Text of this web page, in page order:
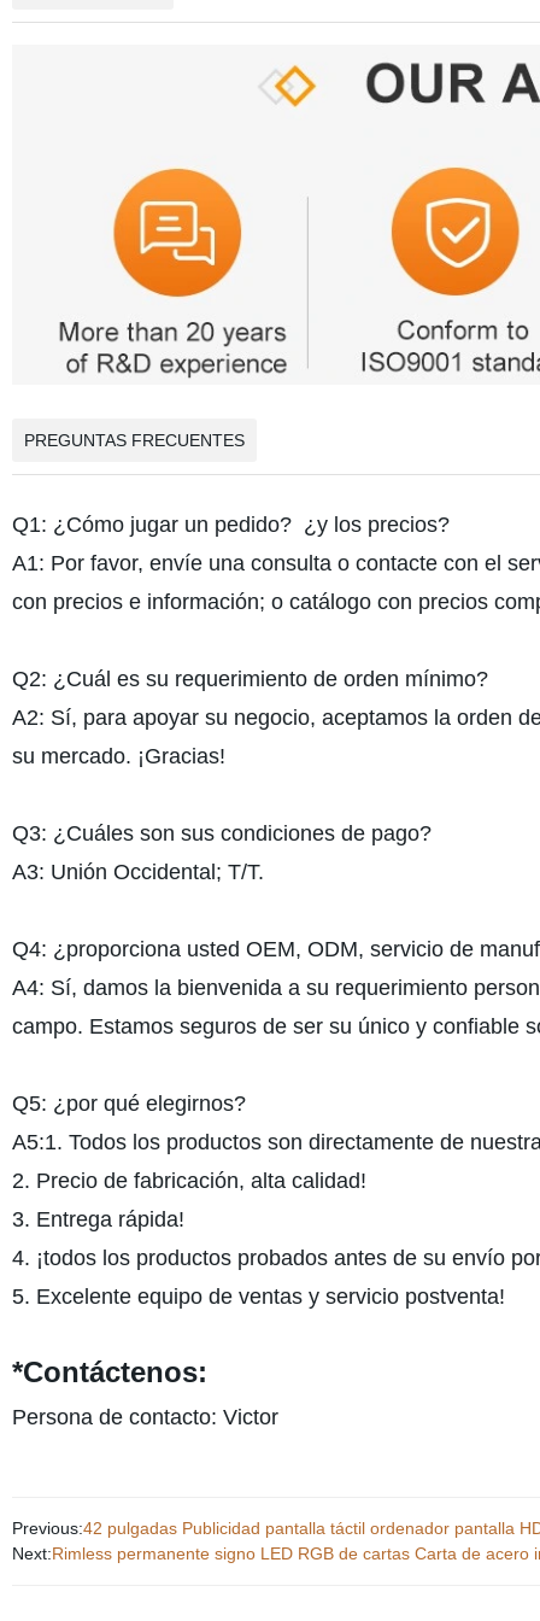
PREGUNTAS FRECUENTES
Q1: ¿Cómo jugar un pedido? ¿y los precios?
A1: Por favor, envíe una consulta o contacte con el
con precios e información; o catálogo con precios
Q2: ¿Cuál es su requerimiento de orden mínimo?
A2: Sí, para apoyar su negocio, aceptamos la orden
su mercado. ¡Gracias!
Q3: ¿Cuáles son sus condiciones de pago?
A3: Unión Occidental; T/T.
Q4: ¿proporciona usted OEM, ODM, servicio de
A4: Sí, damos la bienvenida a su requerimiento
campo. Estamos seguros de ser su único y confiable
Q5: ¿por qué elegirnos?
A5:1. Todos los productos son directamente de
2. Precio de fabricación, alta calidad!
3. Entrega rápida!
4. ¡todos los productos probados antes de su envío
5. Excelente equipo de ventas y servicio postventa!
*Contáctenos:
Persona de contacto: Victor
Previous:42 pulgadas Publicidad pantalla táctil ordenador pantalla
Next:Rimless permanente signo LED RGB de cartas Carta de acero